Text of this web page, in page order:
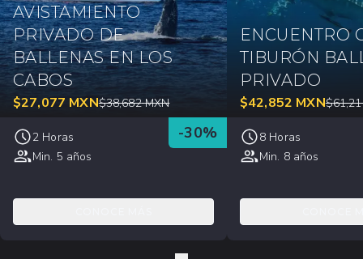
AVISTAMIENTO
PRIVADO DE
BALLENAS EN LOS
CABOS
$27,077 MXN$38,682 MXN
-30%
2 Horas
Min. 5 años
ENCUENTRO
TIBURÓN
PRIVADO
$42,852 MXN$
8 Horas
Min. 8 años